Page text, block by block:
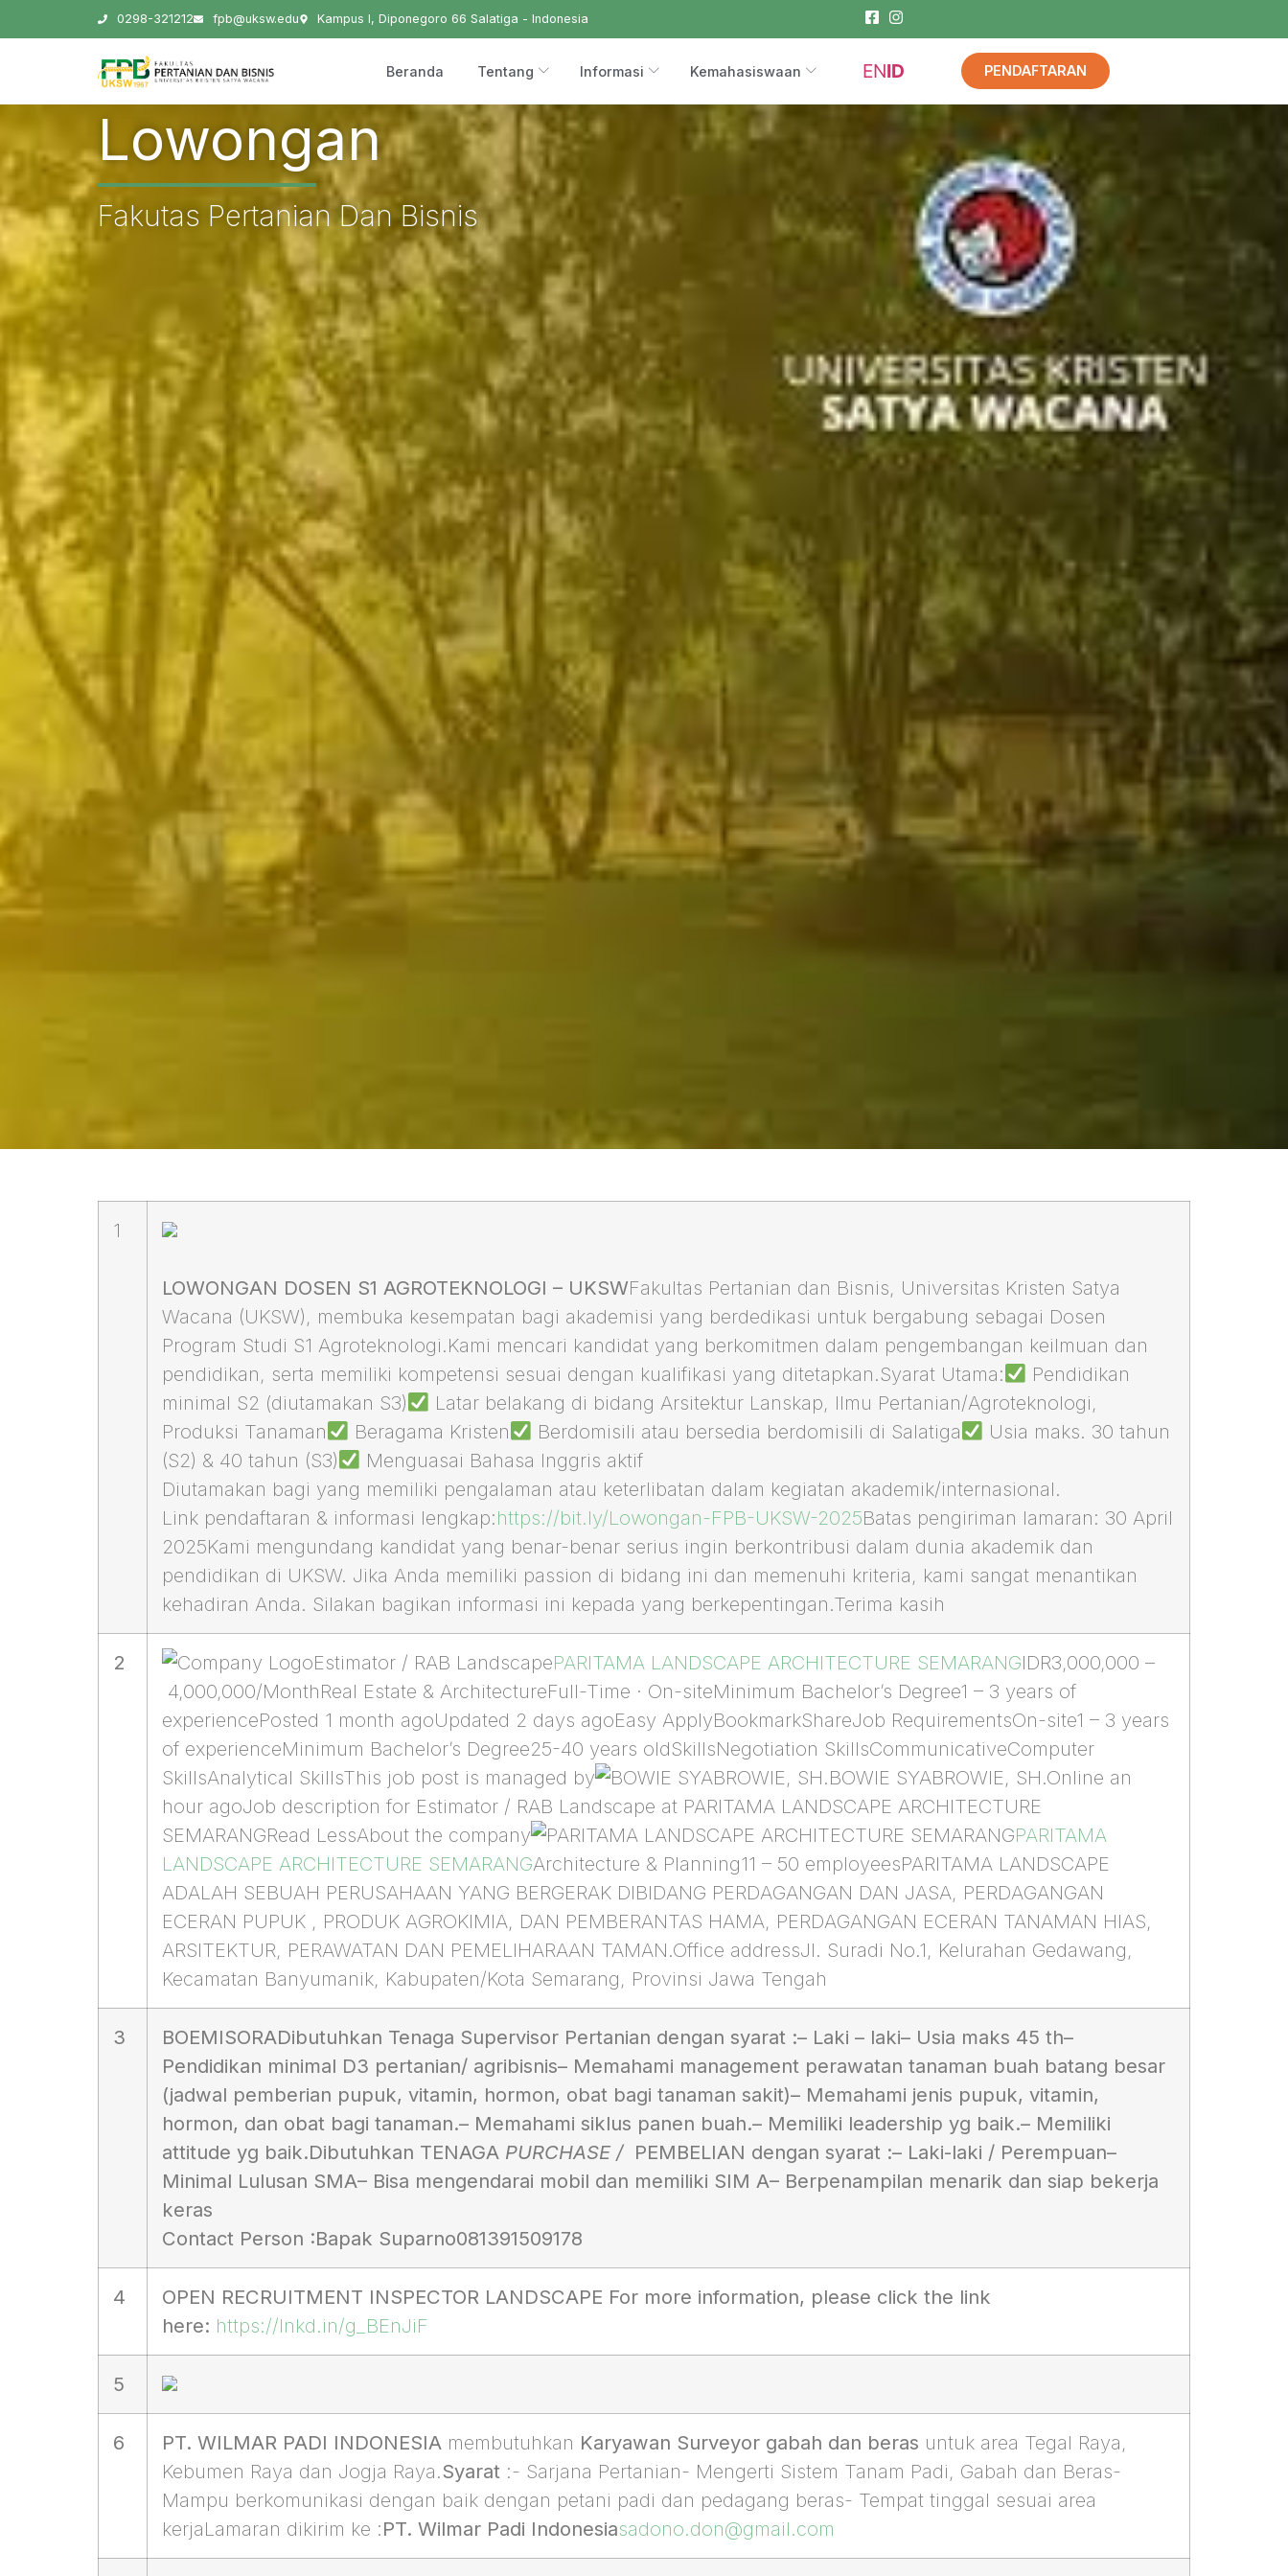
0298-321212 fpb@uksw.edu Kampus I, Diponegoro 66 Salatiga - Indonesia
Beranda Tentang Informasi Kemahasiswaan ENID PENDAFTARAN
Lowongan
Fakutas Pertanian Dan Bisnis
1
LOWONGAN DOSEN S1 AGROTEKNOLOGI – UKSWFakultas Pertanian dan Bisnis, Universitas Kristen Satya
Wacana (UKSW), membuka kesempatan bagi akademisi yang berdedikasi untuk bergabung sebagai Dosen
Program Studi S1 Agroteknologi.Kami mencari kandidat yang berkomitmen dalam pengembangan keilmuan dan
pendidikan, serta memiliki kompetensi sesuai dengan kualifikasi yang ditetapkan.Syarat Utama:
Pendidikan
minimal S2 (diutamakan S3)
Latar belakang di bidang Arsitektur Lanskap, Ilmu Pertanian/Agroteknologi,
Produksi Tanaman
Beragama Kristen Berdomisili atau bersedia berdomisili di Salatiga
Usia maks. 30 tahun
(S2) & 40 tahun (S3)
Menguasai Bahasa Inggris aktif
Diutamakan bagi yang memiliki pengalaman atau keterlibatan dalam kegiatan akademik/internasional.
Link pendaftaran & informasi lengkap:https://bit.ly/Lowongan-FPB-UKSW-2025Batas pengiriman lamaran: 30 April
2025Kami mengundang kandidat yang benar-benar serius ingin berkontribusi dalam dunia akademik dan
pendidikan di UKSW. Jika Anda memiliki passion di bidang ini dan memenuhi kriteria, kami sangat menantikan
kehadiran Anda. Silakan bagikan informasi ini kepada yang berkepentingan.Terima kasih
2 Estimator / RAB LandscapePARITAMA LANDSCAPE ARCHITECTURE SEMARANGIDR3,000,000 –
4,000,000/MonthReal Estate & ArchitectureFull-Time · On-siteMinimum Bachelor’s Degree1 – 3 years of
experiencePosted 1 month agoUpdated 2 days agoEasy ApplyBookmarkShareJob RequirementsOn-site1 – 3 years
of experienceMinimum Bachelor’s Degree25-40 years oldSkillsNegotiation SkillsCommunicativeComputer
SkillsAnalytical SkillsThis job post is managed by
BOWIE SYABROWIE, SH.Online an
hour agoJob description for Estimator / RAB Landscape at PARITAMA LANDSCAPE ARCHITECTURE
SEMARANGRead LessAbout the company
PARITAMA
LANDSCAPE ARCHITECTURE SEMARANGArchitecture & Planning11 – 50 employeesPARITAMA LANDSCAPE
ADALAH SEBUAH PERUSAHAAN YANG BERGERAK DIBIDANG PERDAGANGAN DAN JASA, PERDAGANGAN
ECERAN PUPUK , PRODUK AGROKIMIA, DAN PEMBERANTAS HAMA, PERDAGANGAN ECERAN TANAMAN HIAS,
ARSITEKTUR, PERAWATAN DAN PEMELIHARAAN TAMAN.Office addressJl. Suradi No.1, Kelurahan Gedawang,
Kecamatan Banyumanik, Kabupaten/Kota Semarang, Provinsi Jawa Tengah
3 BOEMISORADibutuhkan Tenaga Supervisor Pertanian dengan syarat :– Laki – laki– Usia maks 45 th–
Pendidikan minimal D3 pertanian/ agribisnis– Memahami management perawatan tanaman buah batang besar
(jadwal pemberian pupuk, vitamin, hormon, obat bagi tanaman sakit)– Memahami jenis pupuk, vitamin,
hormon, dan obat bagi tanaman.– Memahami siklus panen buah.– Memiliki leadership yg baik.– Memiliki
attitude yg baik.Dibutuhkan TENAGA PURCHASE / PEMBELIAN dengan syarat :– Laki-laki / Perempuan–
Minimal Lulusan SMA– Bisa mengendarai mobil dan memiliki SIM A– Berpenampilan menarik dan siap bekerja
keras
Contact Person :Bapak Suparno081391509178
4
OPEN RECRUITMENT INSPECTOR LANDSCAPE For more information, please click the link
here: https://lnkd.in/g_BEnJiF
5
6 PT. WILMAR PADI INDONESIA membutuhkan Karyawan Surveyor gabah dan beras untuk area Tegal Raya,
Kebumen Raya dan Jogja Raya.Syarat :- Sarjana Pertanian- Mengerti Sistem Tanam Padi, Gabah dan Beras-
Mampu berkomunikasi dengan baik dengan petani padi dan pedagang beras- Tempat tinggal sesuai area
kerjaLamaran dikirim ke :PT. Wilmar Padi Indonesiasadono.don@gmail.com